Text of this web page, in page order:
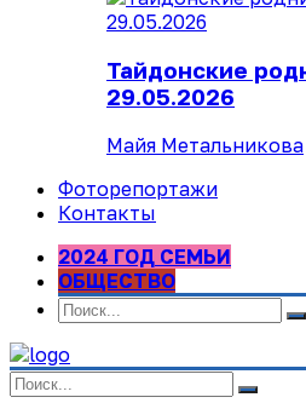
Тайдонские
29.05.2026
Майя Метальникова
Фоторепортажи
Контакты
2024 ГОД СЕМЬИ
ОБЩЕСТВО